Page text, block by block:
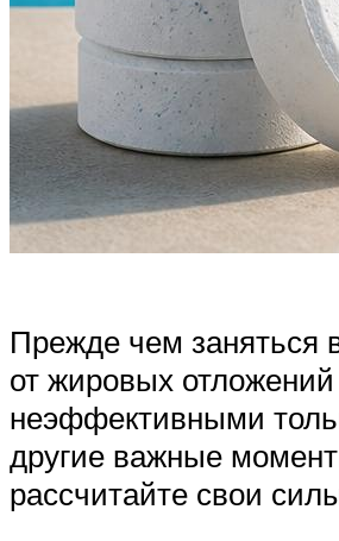
Прежде чем заняться
от жировых
неэффективными
другие важные
рассчитайте свои